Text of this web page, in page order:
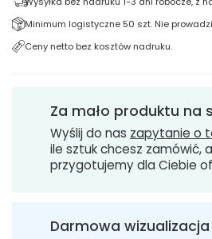
Minimum logistyczne 50 szt. Nie
Ceny netto bez kosztów nadruku.
Za mało produktu na
Wyślij do nas zapytanie o
ile sztuk chcesz zamówić,
przygotujemy dla Ciebie
Darmowa wizualizacja